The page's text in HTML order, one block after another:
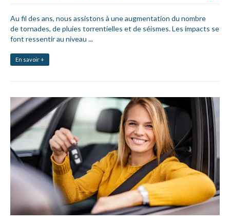
Au fil des ans, nous assistons à une augmentation du nombre
de tornades, de pluies torrentielles et de séismes. Les impacts se
font ressentir au niveau ...
En savoir +